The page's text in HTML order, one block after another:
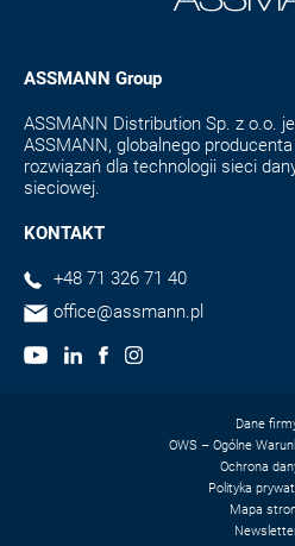
ASSMANN Group
ASSMANN Distribution Sp. z o.o.
ASSMANN, globalnego
rozwiązań dla technologii sieci
sieciowej.
KONTAKT
+48 71 326 71 40
office@assmann.pl
Dane
OWS – Ogólne
Ochrona
Polityka
Mapa